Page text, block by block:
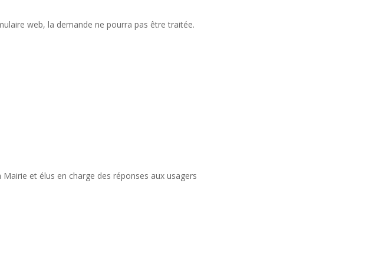
web, la demande ne pourra pas être traitée.
et élus en charge des réponses aux usagers